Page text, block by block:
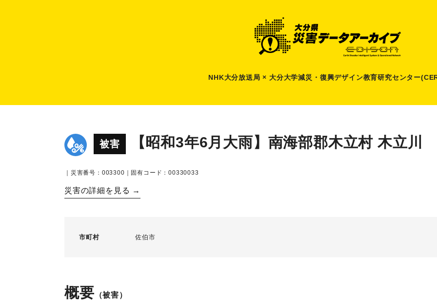
NHK大分放送局 × 大分大学減災 ・ 復興デザイン教育研究センター
被害 【昭和3年6月大雨】南海部郡木立村 木立川
｜災害番号：003300｜固有コード：00330033
災害の詳細を見る →
市町村 佐伯市
概要 （被害）